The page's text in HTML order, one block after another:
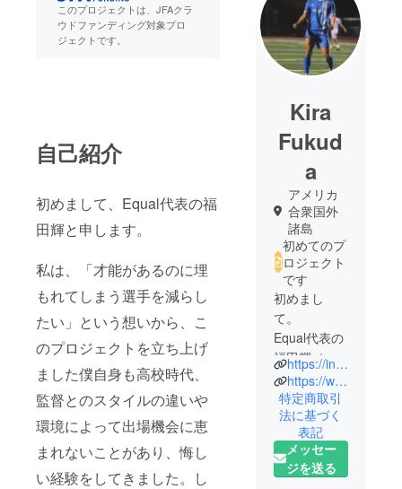
このプロジェクトは、JFAクラ
ウドファンディング対象プロ
ジェクトです。
自己紹介
初めまして、Equal代表の福
田輝と申します。
私は、「才能があるのに埋
もれてしまう選手を減らし
たい」という想いから、こ
のプロジェクトを立ち上げ
ました僕自身も高校時代、
監督とのスタイルの違いや
環境によって出場機会に恵
まれないことがあり、悔し
い経験をしてきました。し
Kira
Fukud
a
アメリカ
合衆国外
諸島
初めてのプ
ロジェクト
です
初めまし
て。
Equal代表の
福田輝（ふ
くだ きら）
と申しま
す。
現在、アメ
リカの大学
https://indianhillsathletics.com/sports/msoc/2025-26/bios/yamaoka_kira_240n
https://www.instagram.com/dfw_67?igsh=MXhvc3IzeDQ4eG1jcA%3D%3D&utm_source=qr
特定商取引
法に基づく
表記
メッセー
ジを送る